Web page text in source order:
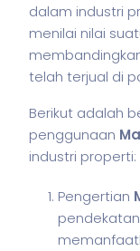
dalam industri
menilai nilai
telah terjual di
Berikut adalah
penggunaan
industri properti:
Pengertian